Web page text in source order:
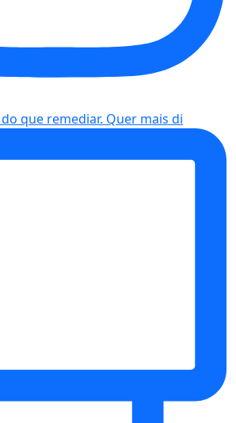
que remediar. Quer mais di